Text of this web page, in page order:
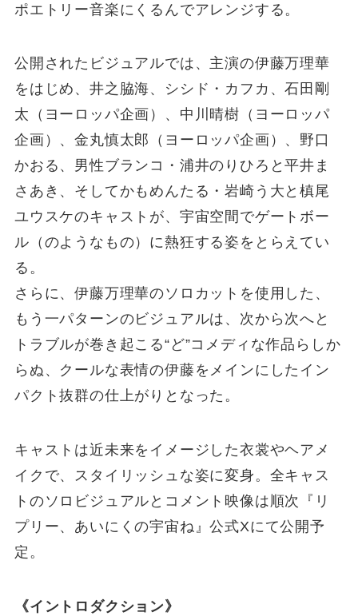
ポエトリー音楽にくるんでアレンジする。
公開されたビジュアルでは、主演の伊藤万理華
をはじめ、井之脇海、シシド・カフカ、石田剛
太（ヨーロッパ企画）、中川晴樹（ヨーロッパ
企画）、金丸慎太郎（ヨーロッパ企画）、野口
かおる、男性ブランコ・浦井のりひろと平井ま
さあき、そしてかもめんたる・岩崎う大と槙尾
ユウスケのキャストが、宇宙空間でゲートボー
ル（のようなもの）に熱狂する姿をとらえてい
る。
さらに、伊藤万理華のソロカットを使用した、
もう一パターンのビジュアルは、次から次へと
トラブルが巻き起こる“ど”コメディな作品らしか
らぬ、クールな表情の伊藤をメインにしたイン
パクト抜群の仕上がりとなった。
キャストは近未来をイメージした衣裳やヘアメ
イクで、スタイリッシュな姿に変身。全キャス
トのソロビジュアルとコメント映像は順次『リ
プリー、あいにくの宇宙ね』公式Xにて公開予
定。
《イントロダクション》